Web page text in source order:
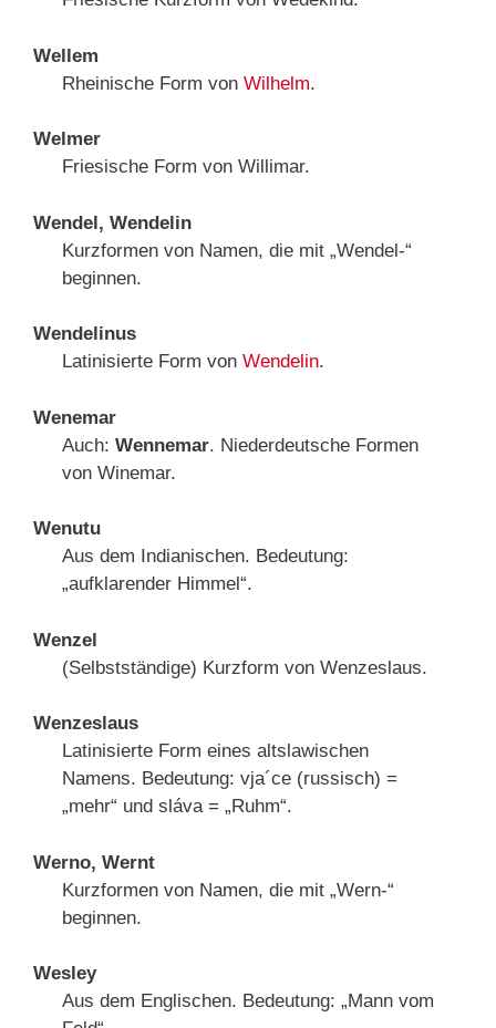
Wellem
Rheinische Form von Wilhelm.
Welmer
Friesische Form von Willimar.
Wendel, Wendelin
Kurzformen von Namen, die mit „Wendel-“
beginnen.
Wendelinus
Latinisierte Form von Wendelin.
Wenemar
Auch: Wennemar. Niederdeutsche Formen
von Winemar.
Wenutu
Aus dem Indianischen. Bedeutung:
„aufklarender Himmel“.
Wenzel
(Selbstständige) Kurzform von Wenzeslaus.
Wenzeslaus
Latinisierte Form eines altslawischen
Namens. Bedeutung: vja´ce (russisch) =
„mehr“ und sláva = „Ruhm“.
Werno, Wernt
Kurzformen von Namen, die mit „Wern-“
beginnen.
Wesley
Aus dem Englischen. Bedeutung: „Mann vom